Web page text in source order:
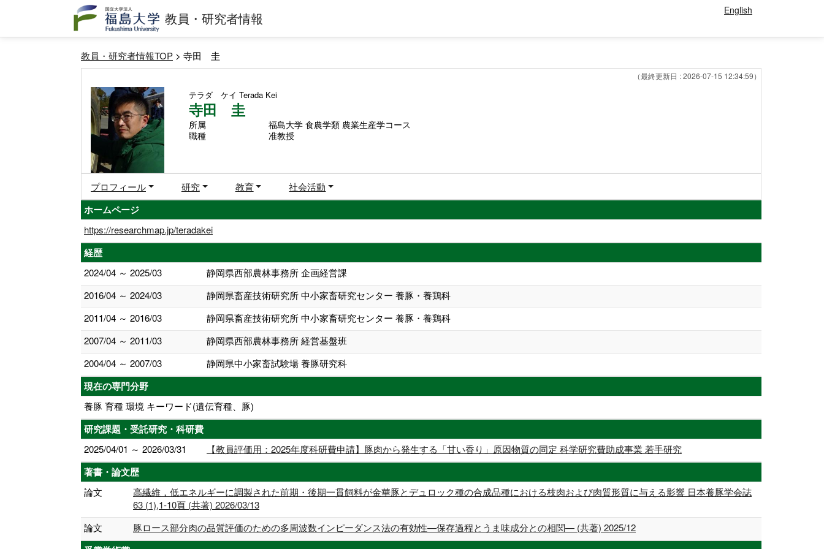
教員・研究者情報 English
教員・研究者情報TOP > 寺田 圭
（最終更新日 : 2026-07-15 12:34:59）
テラダ ケイ Terada Kei
寺田 圭
所属
福島大学 食農学類 農業生産学コース
職種
准教授
プロフィール 研究 教育 社会活動
ホームページ
https://researchmap.jp/teradakei
経歴
2024/04 ～ 2025/03
静岡県西部農林事務所 企画経営課
2016/04 ～ 2024/03
静岡県畜産技術研究所 中小家畜研究センター 養豚・養鶏科
2011/04 ～ 2016/03
静岡県畜産技術研究所 中小家畜研究センター 養豚・養鶏科
2007/04 ～ 2011/03
静岡県西部農林事務所 経営基盤班
2004/04 ～ 2007/03
静岡県中小家畜試験場 養豚研究科
現在の専門分野
養豚 育種 環境 キーワード(遺伝育種、豚)
研究課題・受託研究・科研費
2025/04/01 ～ 2026/03/31 【教員評価用：2025年度科研費申請】豚肉から発生する「甘い香り」原因物質の同定 科学研究費助成事業 若手研究
著書・論文歴
論文
高繊維，低エネルギーに調製された前期・後期一貫飼料が金華豚とデュロック種の合成品種における枝肉および肉質形質に与える影響 日本養豚学会誌
63 (1),1-10頁 (共著) 2026/03/13
論文
豚ロース部分肉の品質評価のための多周波数インピーダンス法の有効性—保存過程とうま味成分との相関— (共著) 2025/12